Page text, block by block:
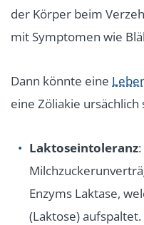
der Körper beim
mit Symptomen wie
Dann könnte eine
eine Zöliakie ursächlich
Laktoseintoleranz
Enzyms Laktase,
(Laktose)